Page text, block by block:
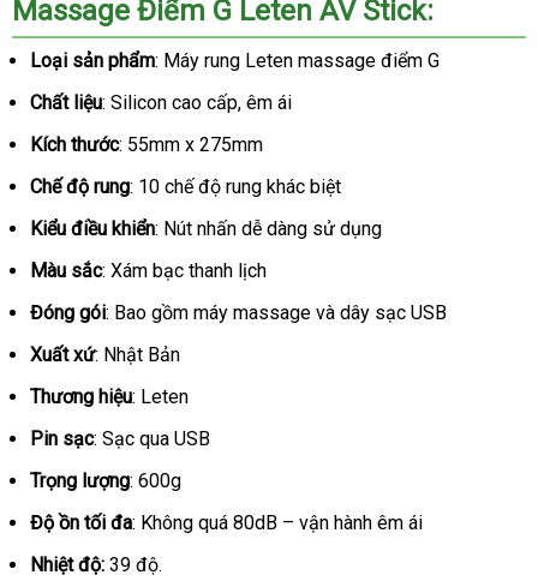
Massage Điểm G Leten AV Stick:
Loại sản phẩm: Máy rung Leten massage điểm G
Chất liệu: Silicon cao cấp, êm ái
Kích thước: 55mm x 275mm
Chế độ rung: 10 chế độ rung khác biệt
Kiểu điều khiển: Nút nhấn dễ dàng sử dụng
Màu sắc: Xám bạc thanh lịch
Đóng gói: Bao gồm máy massage và dây sạc USB
Xuất xứ: Nhật Bản
Thương hiệu: Leten
Pin sạc: Sạc qua USB
Trọng lượng: 600g
Độ ồn tối đa: Không quá 80dB – vận hành êm ái
Nhiệt độ: 39 độ.